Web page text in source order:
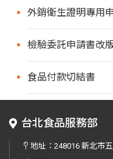
外銷衛生證明專用
檢驗委託申請書改
食品付款切結書
台北食品服務部
地址：248016 新北市